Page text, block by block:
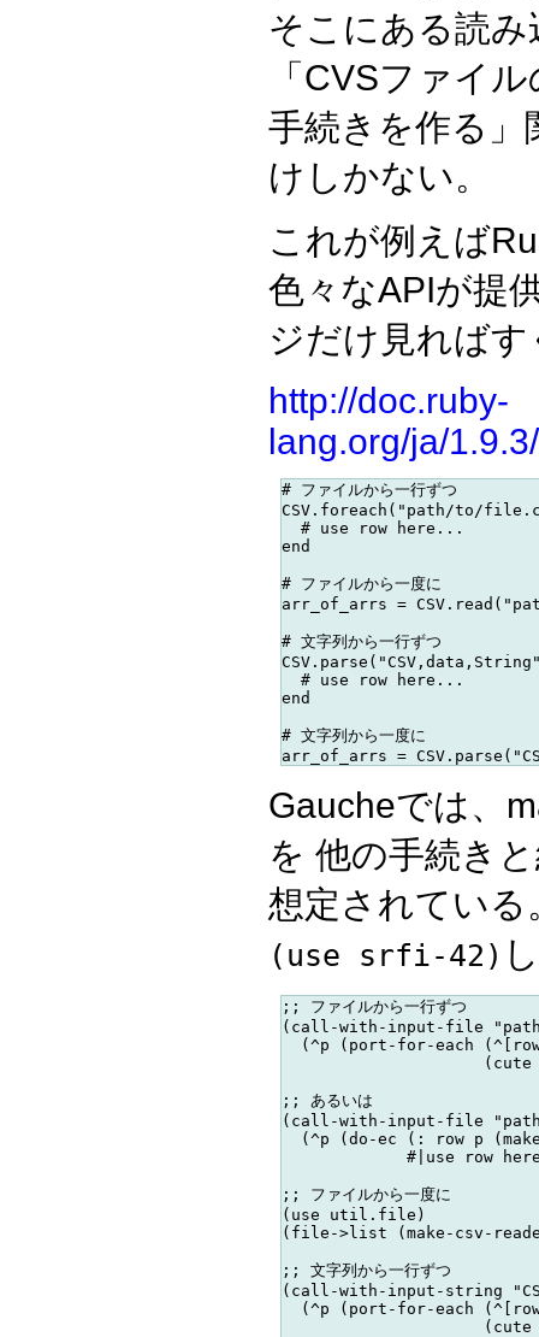
そこにある読
「CVSファイ
手続きを作る
けしかない。
これが例えば
色々なAPIが提
ジだけ見れば
http://doc.ruby-
lang.org/ja/
# ファイルから一行ずつ
CSV.foreach("path/to/
  # use row here...
end
# ファイルから一度に
arr_of_arrs =
# 文字列から一行ずつ
  # use row here...
end
# 文字列から一度に
Gaucheでは、
を 他の手続き
想定されている
(use srfi-42)
;; ファイルから一行ずつ
(call-with-input-file
(^p (port-for-each
;; あるいは
(call-with-input-file
(^p (do-ec (: row p
#|use row
;; ファイルから一度に
(use util.file)
(file->list (make-csv-
;; 文字列から一行ずつ
(call-with-input-string
(^p (port-for-each